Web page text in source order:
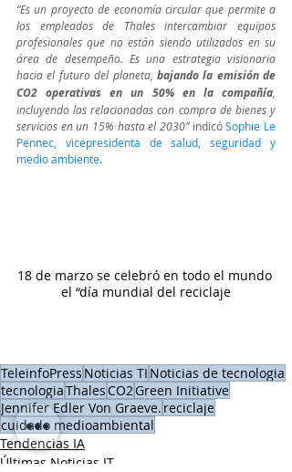
“Es un proyecto de economía circular que permite a
los empleados de Thales intercambiar equipos
profesionales que no están siendo utilizados en su
área de desempeño. Es una estrategia visionaria
hacia el futuro del planeta, bajando la emisión de
CO2 operativas en un 50% en la compañía
incluyendo las relacionadas con compra de bienes y
servicios en un 15% hasta el 2030” indicó Sophie Le
Pennec, vicepresidenta de salud, seguridad y
medio ambiente.
18 de marzo se celebró en todo el mundo
el “día mundial del reciclaje
TeleinfoPress Noticias TI Noticias de tecnologia
tecnologiaThalesCO2Green Initiative
Jennifer Edler Von Graeve. reciclaje
cuidado medioambiental
Tendencias IA
Últimas Noticias IT